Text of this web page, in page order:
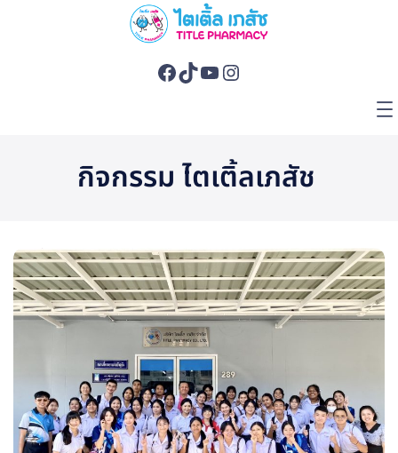
Facebook TikTok YouTube Instagram
กิจกรรม ไตเติ้ลเภสัช